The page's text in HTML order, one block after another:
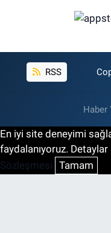
RSS
Haber
En iyi site deneyimi
faydalanıyoruz. Detaylar
Sözleşmesi Tamam